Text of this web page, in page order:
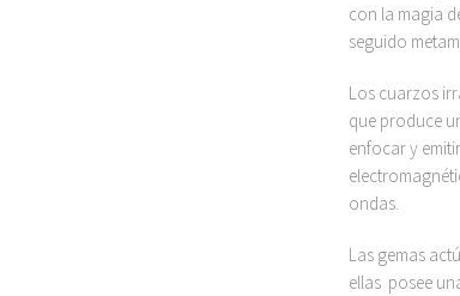
con la magia
seguido
Los cuarzos
que produce
enfocar y
ondas.
Las gemas
ellas posee